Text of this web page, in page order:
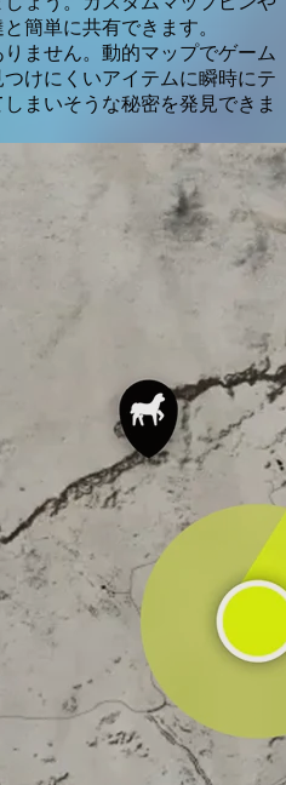
簡単に共有できます。
ません。動的マップでゲーム
けにくいアイテムに瞬時にテ
まいそうな秘密を発見できま